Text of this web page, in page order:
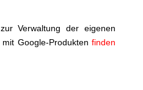
Verwaltung der eigenen
Google-Produkten finden